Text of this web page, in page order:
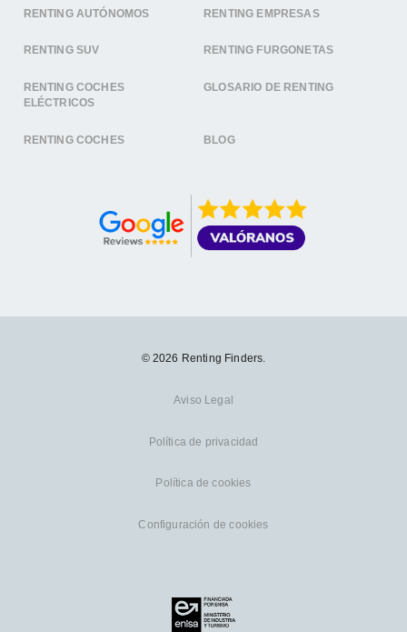
RENTING AUTÓNOMOS RENTING EMPRESAS
RENTING SUV RENTING FURGONETAS
RENTING COCHES
ELÉCTRICOS
GLOSARIO DE RENTING
RENTING COCHES BLOG
© 2026 Renting Finders.
Aviso Legal
Política de privacidad
Política de cookies
Configuración de cookies